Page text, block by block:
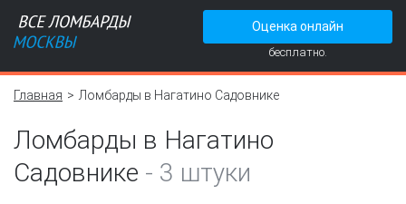
Оценка онлайн
бесплатно.
Главная Ломбарды в Нагатино Садовнике
Ломбарды в Нагатино
Садовнике - 3 штуки